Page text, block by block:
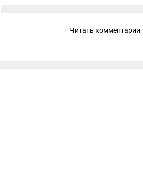
Читать комментарии